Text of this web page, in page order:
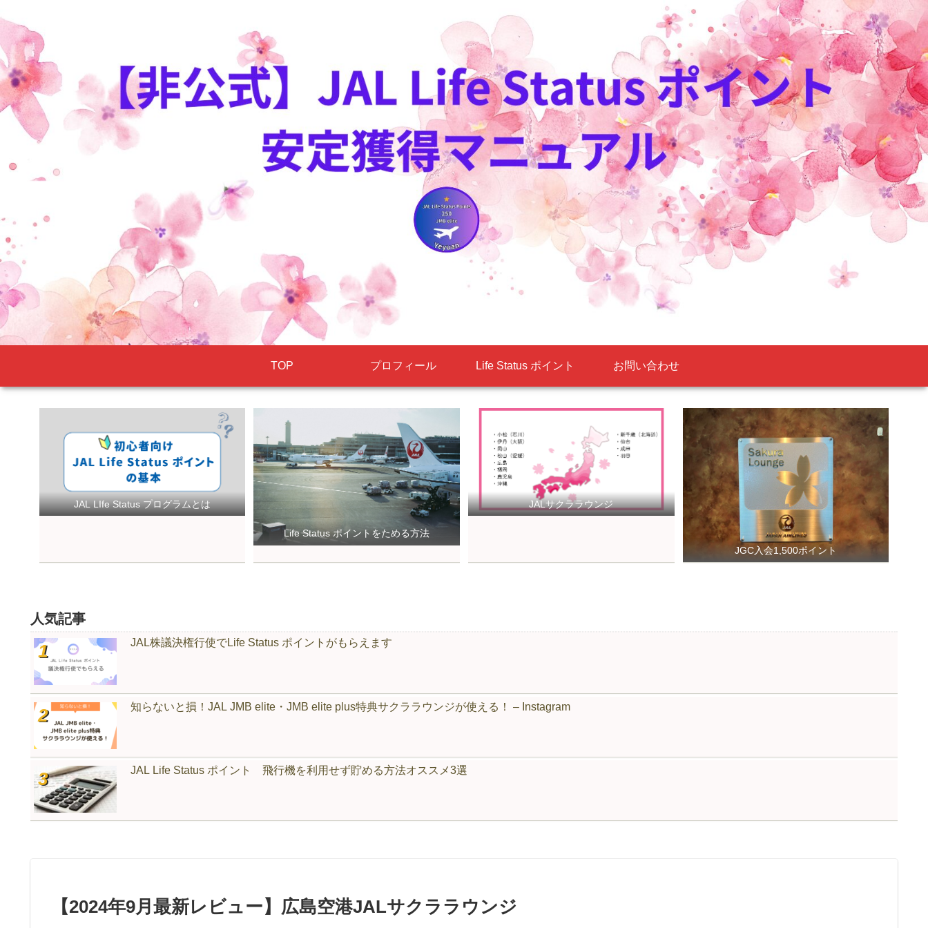
TOP プロフィール Life Status ポイント お問い合わせ
JAL LIfe Status プログラムとは
Life Status ポイントをためる方法
JALサクララウンジ
JGC入会1,500ポイント
人気記事
JAL株議決権行使でLife Status ポイントがもらえます
知らないと損！JAL JMB elite・JMB elite plus特典サクララウンジが使える！ – Instagram
JAL Life Status ポイント 飛行機を利用せず貯める方法オススメ3選
【2024年9月最新レビュー】広島空港JALサクララウンジ